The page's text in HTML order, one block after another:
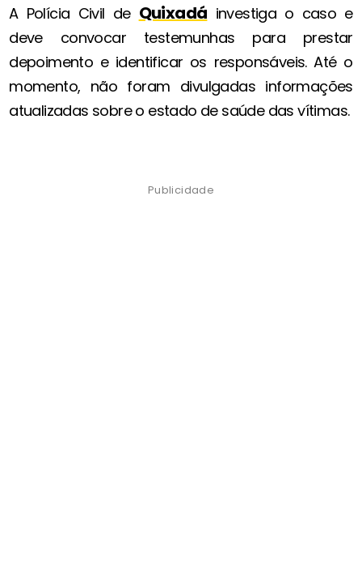
A Polícia Civil de Quixadá investiga o caso e
deve convocar testemunhas para prestar
depoimento e identificar os responsáveis. Até o
momento, não foram divulgadas informações
atualizadas sobre o estado de saúde das vítimas.
Publicidade